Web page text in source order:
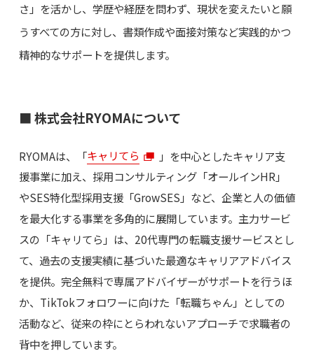
さ」を活かし、学歴や経歴を問わず、現状を変えたいと願
うすべての方に対し、書類作成や面接対策など実践的かつ
精神的なサポートを提供します。
■ 株式会社RYOMAについて
RYOMAは、「キャリてら
」を中心としたキャリア支
援事業に加え、採用コンサルティング「オールインHR」
やSES特化型採用支援「GrowSES」など、企業と人の価値
を最大化する事業を多角的に展開しています。主力サービ
スの「キャリてら」は、20代専門の転職支援サービスとし
て、過去の支援実績に基づいた最適なキャリアアドバイス
を提供。完全無料で専属アドバイザーがサポートを行うほ
か、TikTokフォロワーに向けた「転職ちゃん」としての
活動など、従来の枠にとらわれないアプローチで求職者の
背中を押しています。